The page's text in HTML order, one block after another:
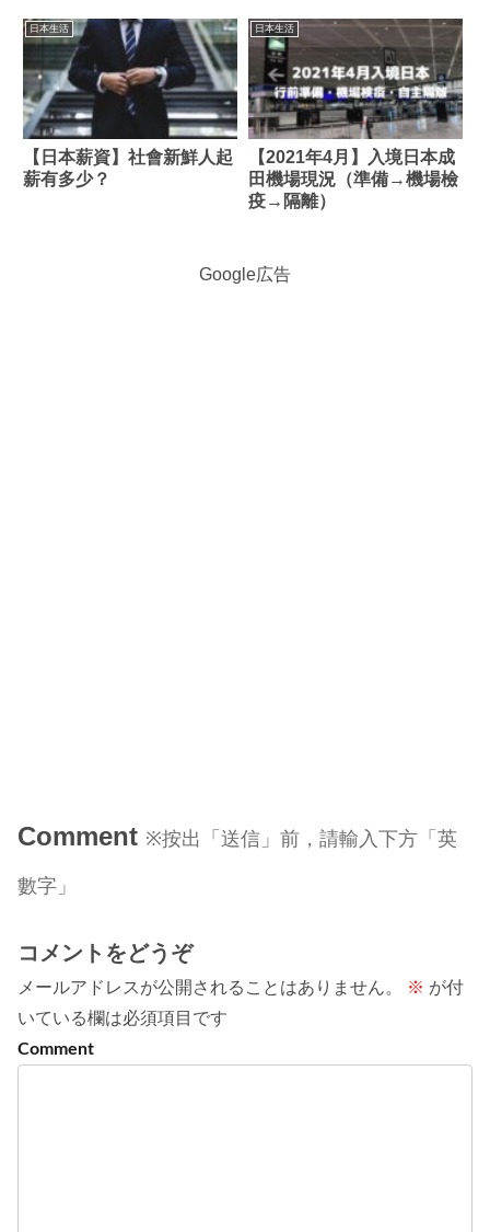
日本生活
【日本薪資】社會新鮮人起
薪有多少？
日本生活
【2021年4月】入境日本成
田機場現況（準備→機場檢
疫→隔離）
Google広告
Comment ※按出「送信」前，請輸入下方「英
數字」
コメントをどうぞ
メールアドレスが公開されることはありません。 ※ が付
いている欄は必須項目です